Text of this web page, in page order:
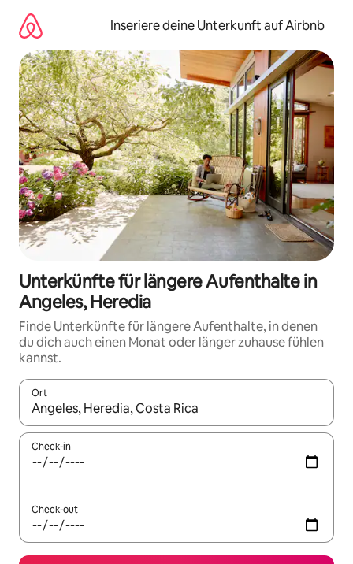
Inhalten
springen
Inseriere deine Unterkunft auf Airbnb
Unterkünfte für längere Aufenthalte in
Angeles, Heredia
Finde Unterkünfte für längere Aufenthalte, in denen
du dich auch einen Monat oder länger zuhause fühlen
kannst.
Ort
Wenn Ergebnisse verfügbar sind, navigiere mit den
Check-in
Check-out